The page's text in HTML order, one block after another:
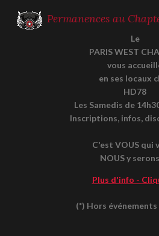
Permanences au
Le
PARIS WEST
vous
en ses locaux
HD78
Les Samedis de
Inscriptions, infos,
C'est VOUS qui
NOUS y
Plus d'info -
(*) Hors événements